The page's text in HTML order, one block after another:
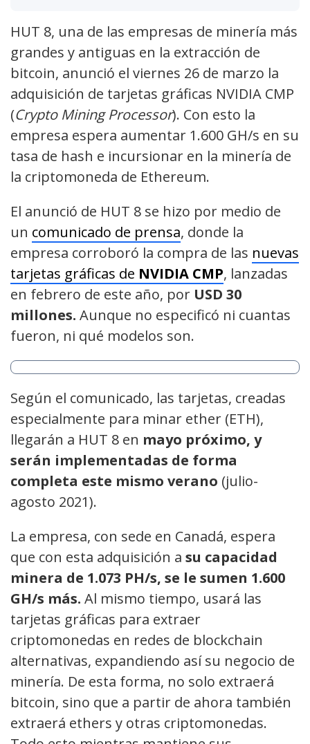
HUT 8, una de las empresas de minería más
grandes y antiguas en la extracción de
bitcoin, anunció el viernes 26 de marzo la
adquisición de tarjetas gráficas NVIDIA CMP
(Crypto Mining Processor). Con esto la
empresa espera aumentar 1.600 GH/s en su
tasa de hash e incursionar en la minería de
la criptomoneda de Ethereum.
El anunció de HUT 8 se hizo por medio de
un comunicado de prensa, donde la
empresa corroboró la compra de las nuevas
tarjetas gráficas de NVIDIA CMP, lanzadas
en febrero de este año, por USD 30
millones. Aunque no especificó ni cuantas
fueron, ni qué modelos son.
Según el comunicado, las tarjetas, creadas
especialmente para minar ether (ETH),
llegarán a HUT 8 en mayo próximo, y
serán implementadas de forma
completa este mismo verano (julio-
agosto 2021).
La empresa, con sede en Canadá, espera
que con esta adquisición a su capacidad
minera de 1.073 PH/s, se le sumen 1.600
GH/s más. Al mismo tiempo, usará las
tarjetas gráficas para extraer
criptomonedas en redes de blockchain
alternativas, expandiendo así su negocio de
minería. De esta forma, no solo extraerá
bitcoin, sino que a partir de ahora también
extraerá ethers y otras criptomonedas.